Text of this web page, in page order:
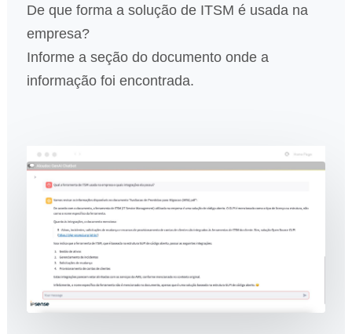
De que forma a solução de ITSM é usada na
empresa?
Informe a seção do documento onde a
informação foi encontrada.